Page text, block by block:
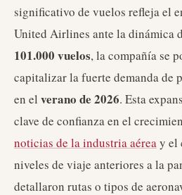
significativo de vuelos refleja el
United Airlines ante la dinámica
101.000 vuelos, la compañía se
capitalizar la fuerte demanda de
en el verano de 2026. Esta
clave de confianza en el
noticias de la industria aéreay el
niveles de viaje anteriores a la
detallaron rutas o tipos de